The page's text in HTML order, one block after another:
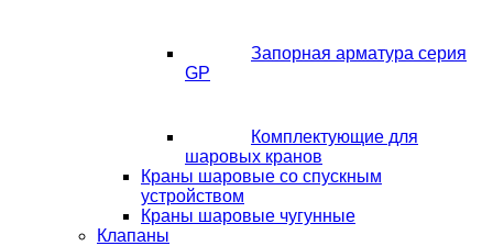
Запорная арматура серия
GP
Комплектующие для
шаровых кранов
Краны шаровые со спускным
устройством
Краны шаровые чугунные
Клапаны